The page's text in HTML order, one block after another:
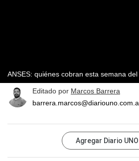
ANSES: quiénes cobran esta semana
Editado por Marcos Barrera
Agregar Diario